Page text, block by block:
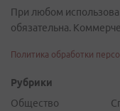
При любом
обязательна.
Политика обработки
Рубрики
Общество